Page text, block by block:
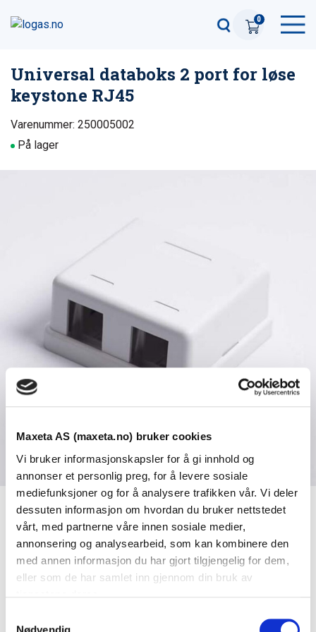
Maxeta AS (maxeta.no) bruker cookies
Vi bruker informasjonskapsler for å gi innhold og
annonser et personlig preg, for å levere sosiale
mediefunksjoner og for å analysere trafikken vår. Vi deler
dessuten informasjon om hvordan du bruker nettstedet
vårt, med partnerne våre innen sosiale medier,
annonsering og analysearbeid, som kan kombinere den
med annen informasjon du har gjort tilgjengelig for dem,
eller som de har samlet inn gjennom din bruk av
0
Se dokumenter
Dokumenter
Universal databoks 2 port for løse
keystone RJ45
Varenummer: 250005002
På lager